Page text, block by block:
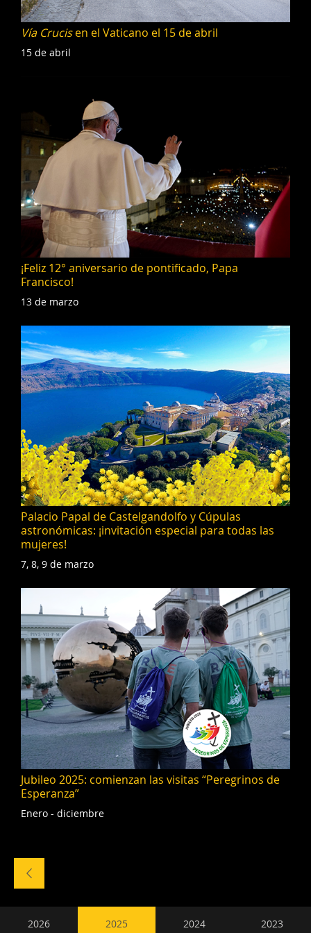
Vía Crucisen el Vaticano el 15 de abril
15 de abril
¡Feliz 12° aniversario de pontificado, Papa
Francisco!
13 de marzo
Palacio Papal de Castelgandolfo y Cúpulas
astronómicas: ¡invitación especial para todas las
mujeres!
7, 8, 9 de marzo
Jubileo 2025: comienzan las visitas “Peregrinos de
Esperanza”
Enero - diciembre
Naviga
gli
eventi
2026 2025 2024 2023